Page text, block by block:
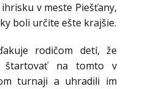
v meste Piešťany,
boli určite ešte krajšie.
rodičom detí, že
štartovať na tomto v
turnaji a uhradili im